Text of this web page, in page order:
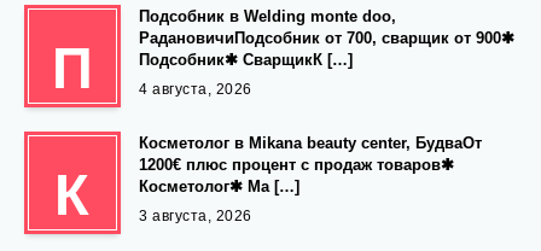
П
Подсобник в Welding monte doo,
РадановичиПодсобник от 700, сварщик от 900✱
Подсобник✱ СварщикК […]
4 августа, 2026
К
Косметолог в Mikana beauty center, БудваОт
1200€ плюс процент с продаж товаров✱
Косметолог✱ Ма […]
3 августа, 2026